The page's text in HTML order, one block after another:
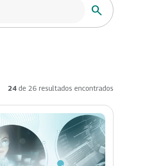
Buscar
24 de 26 resultados encontrados